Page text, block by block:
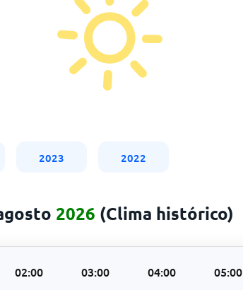
2023 2022
2026 (Clima histórico)
02:00 03:00 04:00 05:00